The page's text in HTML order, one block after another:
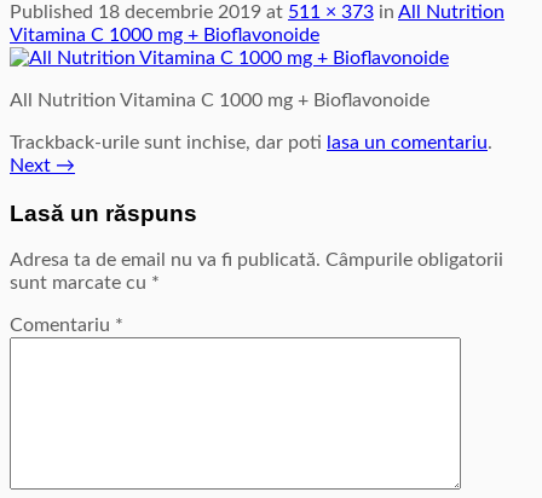
Published 18 decembrie 2019 at 511 × 373 in All Nutrition
Vitamina C 1000 mg + Bioflavonoide
All Nutrition Vitamina C 1000 mg + Bioflavonoide
Trackback-urile sunt inchise, dar poti lasa un comentariu.
Next →
Lasă un răspuns
Adresa ta de email nu va fi publicată. Câmpurile obligatorii
sunt marcate cu *
Comentariu *